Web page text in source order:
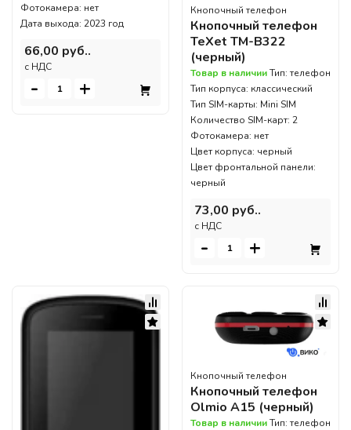
Фотокамера: нет
Дата выхода: 2023 год
66,00 руб..
c НДС
- +
Кнопочный телефон
Кнопочный телефон
TeXet TM-B322
(черный)
Товар в наличииТип: телефон
Тип корпуса: классический
Тип SIM-карты: Mini SIM
Количество SIM-карт: 2
Фотокамера: нет
Цвет корпуса: черный
Цвет фронтальной панели:
черный
73,00 руб..
c НДС
- +
Кнопочный телефон
Кнопочный телефон
Olmio A15 (черный)
Товар в наличииТип: телефон